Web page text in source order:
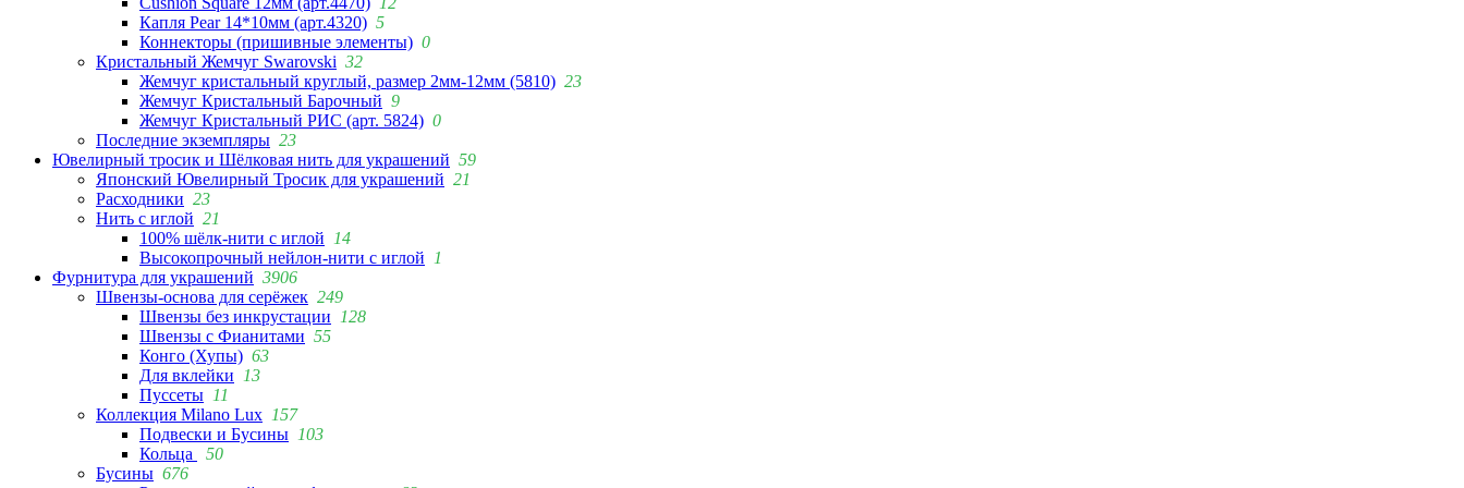
Капля Pear 14*10мм (арт.4320) 5
Коннекторы (пришивные элементы) 0
Кристальный Жемчуг Swarovski 32
Жемчуг кристальный круглый, размер 2мм-12мм (5810) 23
Жемчуг Кристальный Барочный 9
Жемчуг Кристальный РИС (арт. 5824) 0
Последние экземпляры 23
Ювелирный тросик и Шёлковая нить для украшений 59
Японский Ювелирный Тросик для украшений 21
Расходники 23
Нить с иглой 21
100% шёлк-нити с иглой
14
Высокопрочный нейлон-нити с иглой
1
Фурнитура для украшений 3906
Швензы-основа для серёжек 249
Швензы без инкрустации
128
Швензы с Фианитами 55
Конго (Хупы) 63
Для вклейки
13
Пуссеты 11
Коллекция Milano Lux 157
Подвески и Бусины 103
Кольца
50
Бусины 676